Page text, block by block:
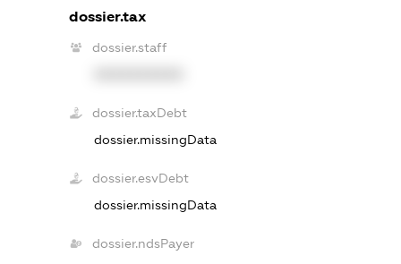
dossier.tax
dossier.staff
dossier.taxDebt
dossier.missingData
dossier.esvDebt
dossier.missingData
dossier.ndsPayer